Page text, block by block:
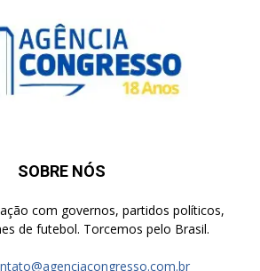
SOBRE NÓS
com governos, partidos políticos,
de futebol. Torcemos pelo Brasil.